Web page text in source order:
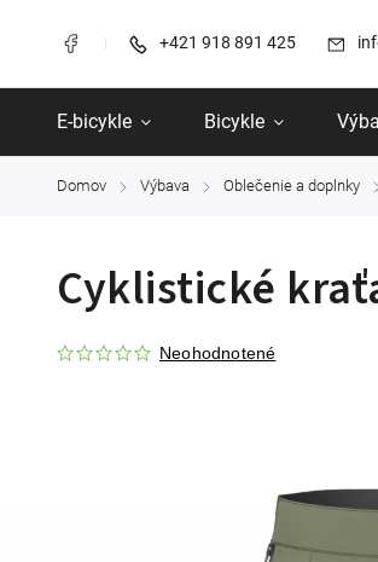
+421 918 891 425
E-bicykle Bicykle
Domov / Výbava / Oblečenie a doplnky /
Cyklistické
Neohodnotené